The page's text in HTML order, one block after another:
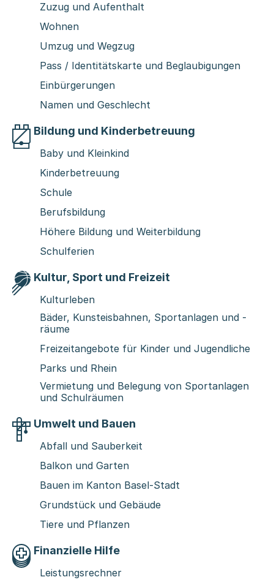
Zuzug und Aufenthalt
Wohnen
Umzug und Wegzug
Pass / Identitätskarte und Beglaubigungen
Einbürgerungen
Namen und Geschlecht
Bildung und Kinderbetreuung
Baby und Kleinkind
Kinderbetreuung
Schule
Berufsbildung
Höhere Bildung und Weiterbildung
Schulferien
Kultur, Sport und Freizeit
Kulturleben
Bäder, Kunsteisbahnen, Sportanlagen und -
räume
Freizeitangebote für Kinder und Jugendliche
Parks und Rhein
Vermietung und Belegung von Sportanlagen
und Schulräumen
Umwelt und Bauen
Abfall und Sauberkeit
Balkon und Garten
Bauen im Kanton Basel-Stadt
Grundstück und Gebäude
Tiere und Pflanzen
Finanzielle Hilfe
Leistungsrechner